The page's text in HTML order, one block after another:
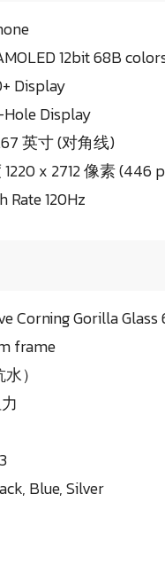
12bit 68B
Display
Display
英寸 (对角线)
x 2712 像素 (446
Rate 120Hz
Corning Gorilla Glass
frame
）
Blue, Silver